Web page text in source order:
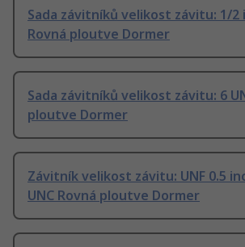
Sada závitníků velikost závitu: 1/2
Rovná ploutve Dormer
Sada závitníků velikost závitu: 6
ploutve Dormer
Závitník velikost závitu: UNF 0.5
UNC Rovná ploutve Dormer